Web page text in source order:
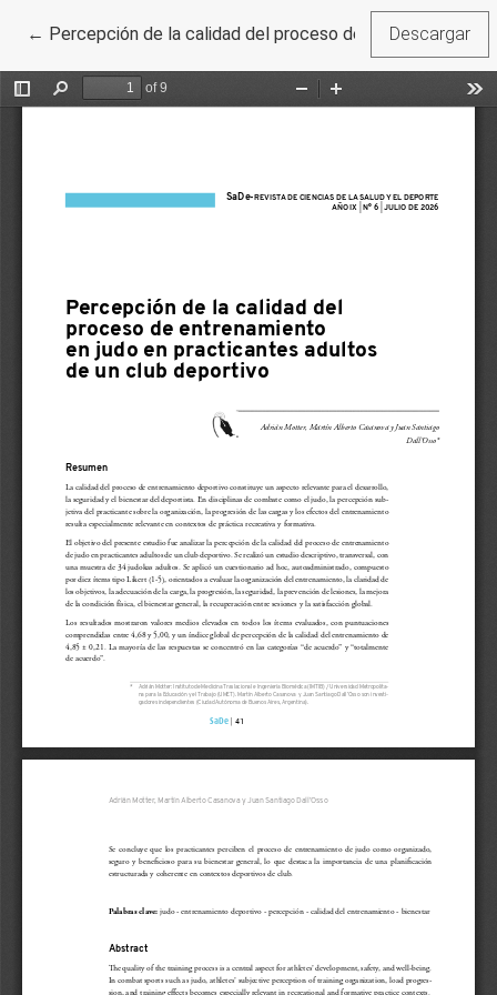
← Volver a los detalles del artículo
Percepción de la calidad del proceso de entrenamiento
Descargar